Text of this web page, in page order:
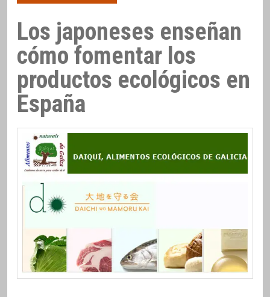
Los japoneses enseñan
cómo fomentar los
productos ecológicos en
España